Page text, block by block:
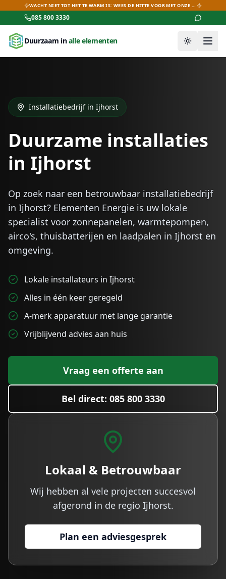
WACHT NIET TOT HET TE WARM IS: WEES DE HITTE VOOR MET ONZE AIRCO-DEALS!
085 800 3330
Duurzaam inalle elementen Thema
Installatiebedrijf in Ijhorst
Duurzame installaties
in Ijhorst
Op zoek naar een betrouwbaar installatiebedrijf
in Ijhorst? Elementen Energie is uw lokale
specialist voor zonnepanelen, warmtepompen,
airco's, thuisbatterijen en laadpalen in Ijhorst en
omgeving.
Lokale installateurs in Ijhorst
Alles in één keer geregeld
A-merk apparatuur met lange garantie
Vrijblijvend advies aan huis
Vraag een offerte aan
Bel direct: 085 800 3330
Lokaal & Betrouwbaar
Wij hebben al vele projecten succesvol
afgerond in de regio Ijhorst.
Plan een adviesgesprek